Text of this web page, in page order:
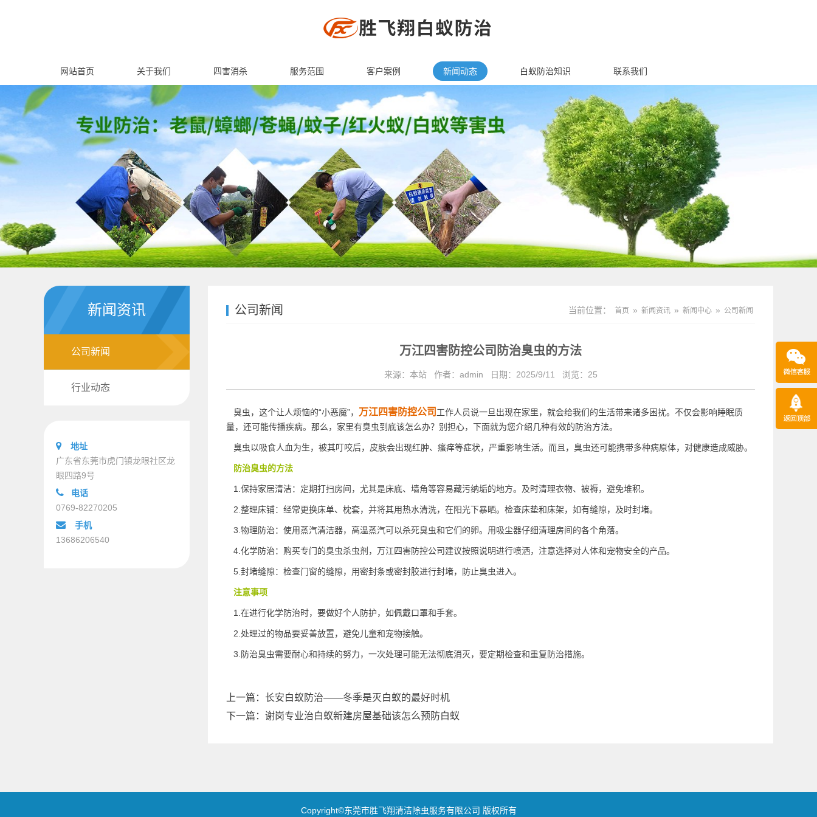
网站首页 关于我们 四害消杀 服务范围 客户案例 新闻动态 白蚁防治知识 联系我们
新闻资讯
公司新闻
行业动态
地址
广东省东莞市虎门镇龙眼社区龙
眼四路9号
电话
0769-82270205
手机
13686206540
公司新闻 当前位置： 首页 » 新闻资讯 » 新闻中心 » 公司新闻
万江四害防控公司防治臭虫的方法
来源：本站 作者：admin 日期：2025/9/11 浏览： 25
臭虫，这个让人烦恼的“小恶魔”， 万江四害防控公司 工作人员说一旦出现在家里，就会给我们的生活带来诸多困扰。不仅会影响睡眠质
量，还可能传播疾病。那么，家里有臭虫到底该怎么办？别担心，下面就为您介绍几种有效的防治方法。
臭虫以吸食人血为生，被其叮咬后，皮肤会出现红肿、瘙痒等症状，严重影响生活。而且，臭虫还可能携带多种病原体，对健康造成威胁。
防治臭虫的方法
1.保持家居清洁：定期打扫房间，尤其是床底、墙角等容易藏污纳垢的地方。及时清理衣物、被褥，避免堆积。
2.整理床铺：经常更换床单、枕套，并将其用热水清洗，在阳光下暴晒。检查床垫和床架，如有缝隙，及时封堵。
3.物理防治：使用蒸汽清洁器，高温蒸汽可以杀死臭虫和它们的卵。用吸尘器仔细清理房间的各个角落。
4.化学防治：购买专门的臭虫杀虫剂，万江四害防控公司建议按照说明进行喷洒，注意选择对人体和宠物安全的产品。
5.封堵缝隙：检查门窗的缝隙，用密封条或密封胶进行封堵， 防止臭虫进入。
注意事项
1.在进行化学防治时，要做好个人防护，如佩戴口罩和手套。
2.处理过的物品要妥善放置，避免儿童和宠物接触。
3.防治臭虫需要耐心和持续的努力，一次处理可能无法彻底消灭，要定期检查和重复防治措施。
上一篇： 长安白蚁防治——冬季是灭白蚁的最好时机
下一篇： 谢岗专业治白蚁新建房屋基础该怎么预防白蚁
Copyright©东莞市胜飞翔清洁除虫服务有限公司 版权所有